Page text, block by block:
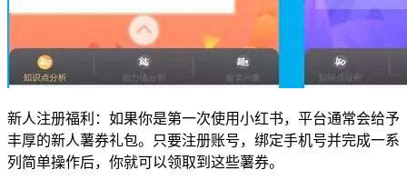
新人注册福利：如果你是第一次使用小红书，平台通常会给予
丰厚的新人薯券礼包。只要注册账号，绑定手机号并完成一系
列简单操作后，你就可以领取到这些薯券。